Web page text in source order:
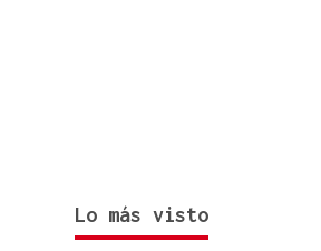
Lo más visto